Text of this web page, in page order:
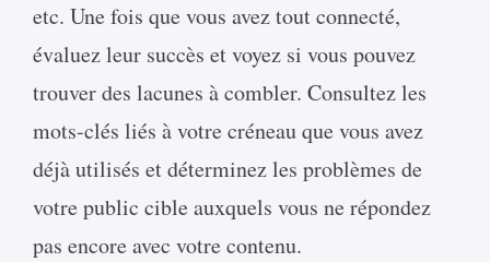
etc. Une fois que vous avez tout connecté,
évaluez leur succès et voyez si vous pouvez
trouver des lacunes à combler. Consultez les
mots-clés liés à votre créneau que vous avez
déjà utilisés et déterminez les problèmes de
votre public cible auxquels vous ne répondez
pas encore avec votre contenu.